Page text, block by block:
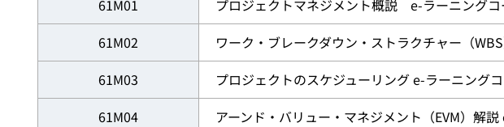
61M01
プロジェクトマネジメント概説 e-ラーニングコ
61M02
ワーク・ブレークダウン・ストラクチャー（
61M03
プロジェクトのスケジューリング e-ラーニング
61M04
アーンド・バリュー・マネジメント（EVM）解